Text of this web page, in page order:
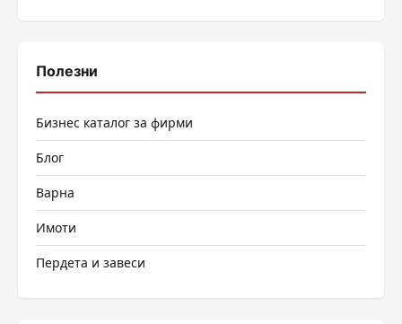
Полезни
Бизнес каталог за фирми
Блог
Варна
Имоти
Пердета и завеси